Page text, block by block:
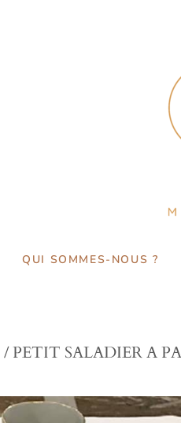
QUI SOMMES-NOUS ?
/ PETIT SALADIER A